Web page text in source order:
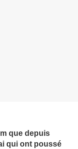
que depuis
qui ont poussé